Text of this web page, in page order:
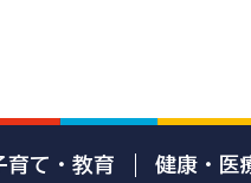
育て・教育 健康・医